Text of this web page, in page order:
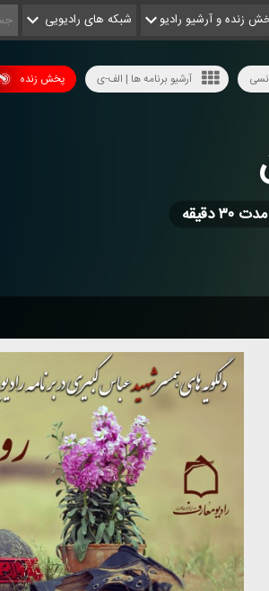
زنده و آرشیو رادیو شبکه های رادیویی
پخش زنده آرشیو برنامه ها | الف-ی